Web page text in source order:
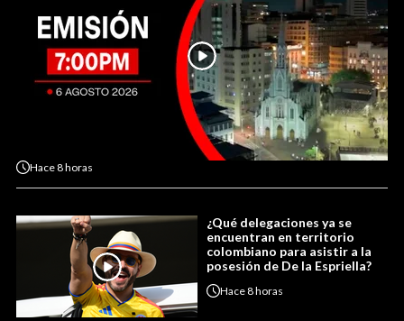
Hace8 horas
¿Qué delegaciones ya se
encuentran en territorio
colombiano para asistir a la
posesión de De la Espriella?
Hace8 horas